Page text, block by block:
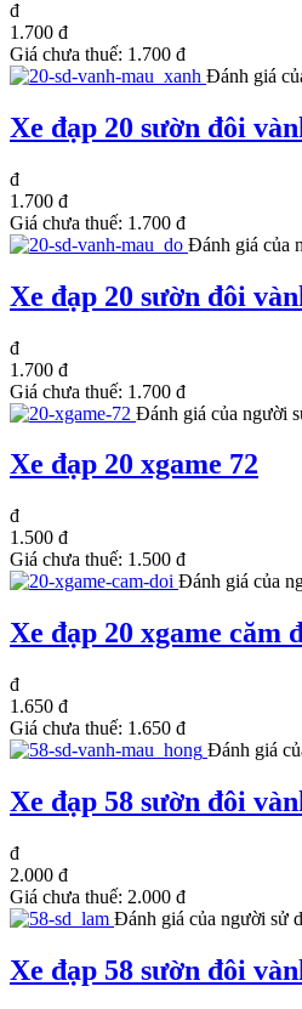
đ
1.700 đ
Giá chưa thuế: 1.700 đ
Đánh giá
Xe đạp 20 sườn đôi
đ
1.700 đ
Giá chưa thuế: 1.700 đ
Đánh giá của
Xe đạp 20 sườn đôi
đ
1.700 đ
Giá chưa thuế: 1.700 đ
Đánh giá của người
Xe đạp 20 xgame 72
đ
1.500 đ
Giá chưa thuế: 1.500 đ
Đánh giá của
Xe đạp 20 xgame căm
đ
1.650 đ
Giá chưa thuế: 1.650 đ
Đánh giá
Xe đạp 58 sườn đôi
đ
2.000 đ
Giá chưa thuế: 2.000 đ
Đánh giá của người sử
Xe đạp 58 sườn đôi